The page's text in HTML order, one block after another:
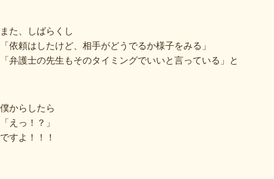
また、しばらくし
「依頼はしたけど、相手がどうでるか様子をみる」
「弁護士の先生もそのタイミングでいいと言っている」と
僕からしたら
「えっ！？」
ですよ！！！